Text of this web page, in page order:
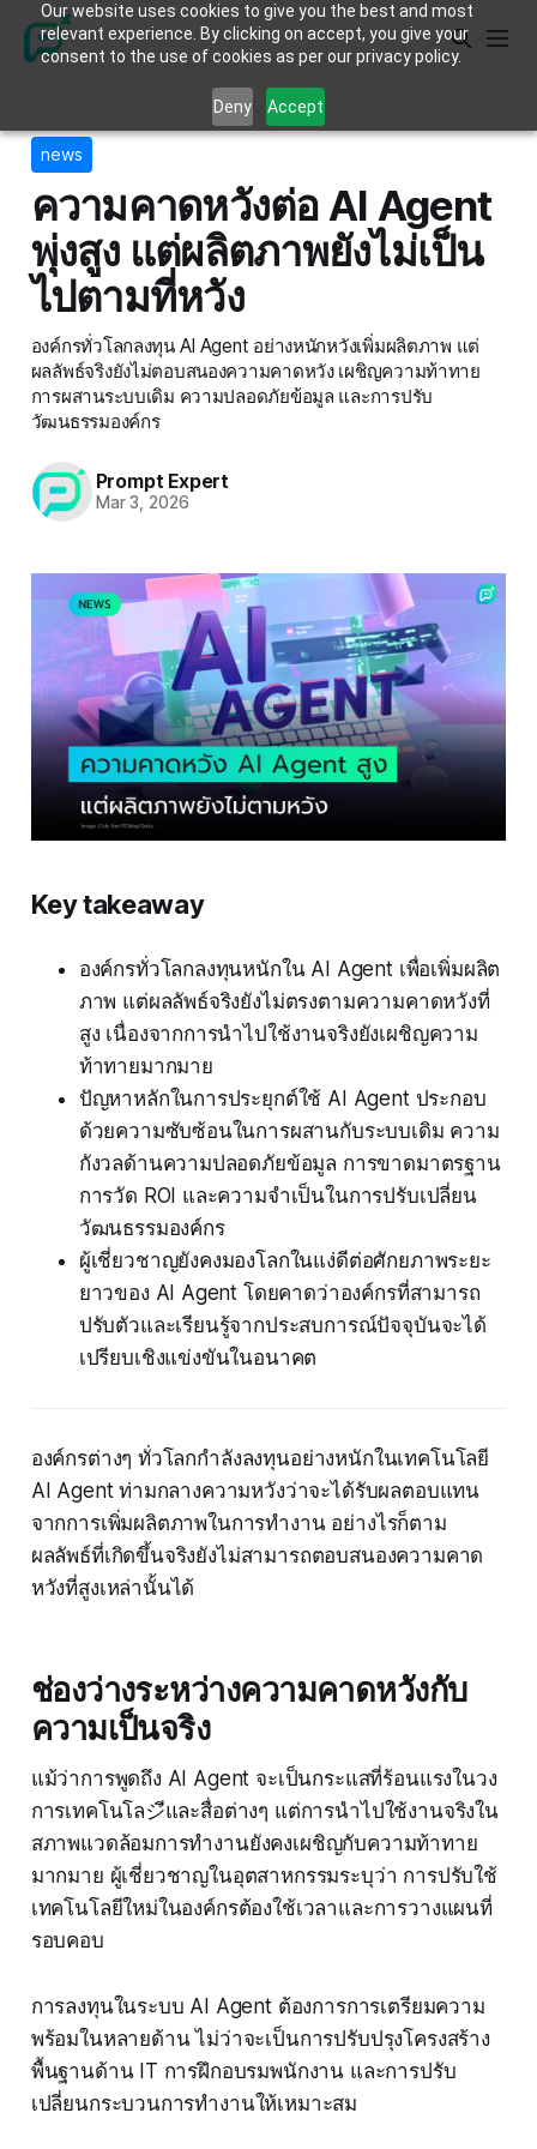
Our website uses cookies to give you the best and most
relevant experience. By clicking on accept, you give your
consent to the use of cookies as per our privacy policy.
Deny Accept
news
ความคาดหวังต่อ AI Agent
พุ่งสูง แต่ผลิตภาพยังไม่เป็น
ไปตามที่หวัง
องค์กรทั่วโลกลงทุน AI Agent อย่างหนักหวังเพิ่มผลิตภาพ แต่
ผลลัพธ์จริงยังไม่ตอบสนองความคาดหวัง เผชิญความท้าทาย
การผสานระบบเดิม ความปลอดภัยข้อมูล และการปรับ
วัฒนธรรมองค์กร
Prompt Expert
Mar 3, 2026
Key takeaway
องค์กรทั่วโลกลงทุนหนักใน AI Agent เพื่อเพิ่มผลิต
ภาพ แต่ผลลัพธ์จริงยังไม่ตรงตามความคาดหวังที่
สูง เนื่องจากการนำไปใช้งานจริงยังเผชิญความ
ท้าทายมากมาย
ปัญหาหลักในการประยุกต์ใช้ AI Agent ประกอบ
ด้วยความซับซ้อนในการผสานกับระบบเดิม ความ
กังวลด้านความปลอดภัยข้อมูล การขาดมาตรฐาน
การวัด ROI และความจำเป็นในการปรับเปลี่ยน
วัฒนธรรมองค์กร
ผู้เชี่ยวชาญยังคงมองโลกในแง่ดีต่อศักยภาพระยะ
ยาวของ AI Agent โดยคาดว่าองค์กรที่สามารถ
ปรับตัวและเรียนรู้จากประสบการณ์ปัจจุบันจะได้
เปรียบเชิงแข่งขันในอนาคต
องค์กรต่างๆ ทั่วโลกกำลังลงทุนอย่างหนักในเทคโนโลยี
AI Agent ท่ามกลางความหวังว่าจะได้รับผลตอบแทน
จากการเพิ่มผลิตภาพในการทำงาน อย่างไรก็ตาม
ผลลัพธ์ที่เกิดขึ้นจริงยังไม่สามารถตอบสนองความคาด
หวังที่สูงเหล่านั้นได้
ช่องว่างระหว่างความคาดหวังกับ
ความเป็นจริง
แม้ว่าการพูดถึง AI Agent จะเป็นกระแสที่ร้อนแรงในวง
การเทคโนโลジีและสื่อต่างๆ แต่การนำไปใช้งานจริงใน
สภาพแวดล้อมการทำงานยังคงเผชิญกับความท้าทาย
มากมาย ผู้เชี่ยวชาญในอุตสาหกรรมระบุว่า การปรับใช้
เทคโนโลยีใหม่ในองค์กรต้องใช้เวลาและการวางแผนที่
รอบคอบ
การลงทุนในระบบ AI Agent ต้องการการเตรียมความ
พร้อมในหลายด้าน ไม่ว่าจะเป็นการปรับปรุงโครงสร้าง
พื้นฐานด้าน IT การฝึกอบรมพนักงาน และการปรับ
เปลี่ยนกระบวนการทำงานให้เหมาะสม